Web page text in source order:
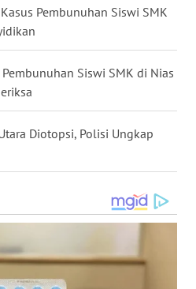
Pembunuhan Siswi SMK
Siswi SMK di Nias
Diotopsi, Polisi Ungkap